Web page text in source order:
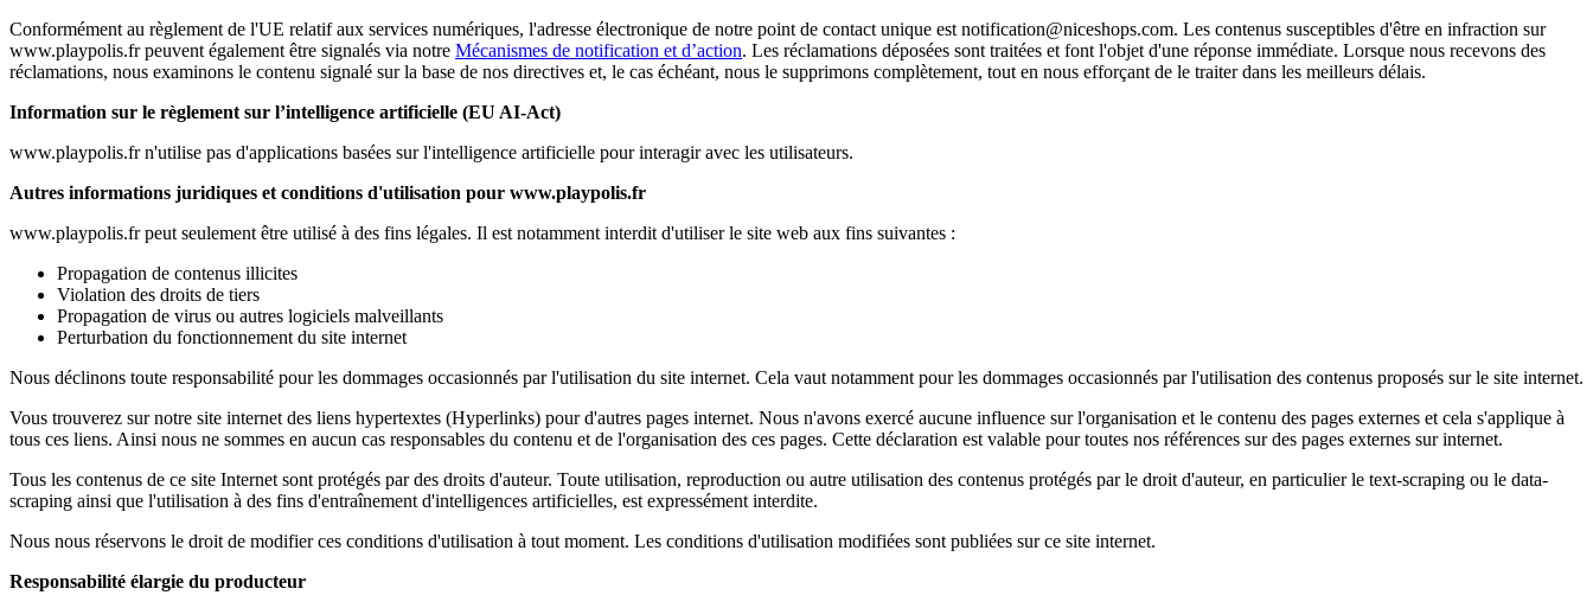
Conformément au règlement de l'UE relatif aux services numériques, l'adresse électronique de notre point de contact unique est notification@niceshops.com. Les contenus susceptibles d'être en infraction sur
www.playpolis.fr peuvent également être signalés via notre Mécanismes de notification et d’action. Les réclamations déposées sont traitées et font l'objet d'une réponse immédiate. Lorsque nous recevons des
réclamations, nous examinons le contenu signalé sur la base de nos directives et, le cas échéant, nous le supprimons complètement, tout en nous efforçant de le traiter dans les meilleurs délais.
Information sur le règlement sur l’intelligence artificielle (EU AI-Act)
www.playpolis.fr n'utilise pas d'applications basées sur l'intelligence artificielle pour interagir avec les utilisateurs.
Autres informations juridiques et conditions d'utilisation pour www.playpolis.fr
www.playpolis.fr peut seulement être utilisé à des fins légales. Il est notamment interdit d'utiliser le site web aux fins suivantes :
Propagation de contenus illicites
Violation des droits de tiers
Propagation de virus ou autres logiciels malveillants
Perturbation du fonctionnement du site internet
Nous déclinons toute responsabilité pour les dommages occasionnés par l'utilisation du site internet. Cela vaut notamment pour les dommages occasionnés par l'utilisation des contenus proposés sur le site internet.
Vous trouverez sur notre site internet des liens hypertextes (Hyperlinks) pour d'autres pages internet. Nous n'avons exercé aucune influence sur l'organisation et le contenu des pages externes et cela s'applique à
tous ces liens. Ainsi nous ne sommes en aucun cas responsables du contenu et de l'organisation des ces pages. Cette déclaration est valable pour toutes nos références sur des pages externes sur internet.
Tous les contenus de ce site Internet sont protégés par des droits d'auteur. Toute utilisation, reproduction ou autre utilisation des contenus protégés par le droit d'auteur, en particulier le text-scraping ou le data-
scraping ainsi que l'utilisation à des fins d'entraînement d'intelligences artificielles, est expressément interdite.
Nous nous réservons le droit de modifier ces conditions d'utilisation à tout moment. Les conditions d'utilisation modifiées sont publiées sur ce site internet.
Responsabilité élargie du producteur